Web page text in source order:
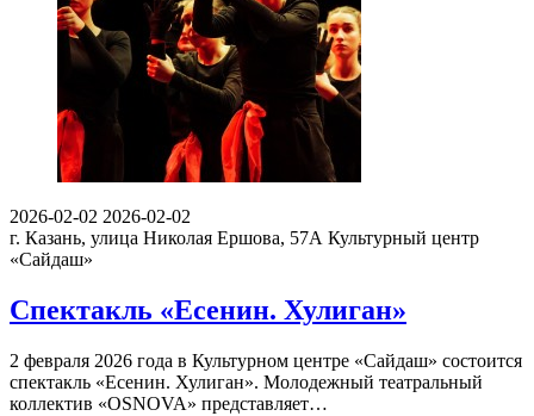
2026-02-02 2026-02-02
г. Казань, улица Николая Ершова, 57А Культурный центр
«Сайдаш»
Спектакль «Есенин. Хулиган»
2 февраля 2026 года в Культурном центре «Сайдаш» состоится
спектакль «Есенин. Хулиган». Молодежный театральный
коллектив «OSNOVA» представляет…